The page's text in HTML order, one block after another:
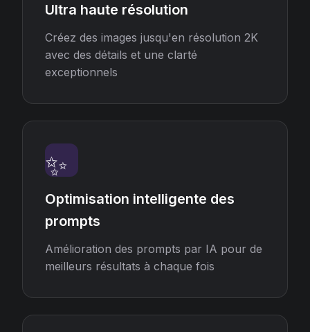
Ultra haute résolution
Créez des images jusqu'en résolution 2K
avec des détails et une clarté
exceptionnels
✨
Optimisation intelligente des
prompts
Amélioration des prompts par IA pour de
meilleurs résultats à chaque fois